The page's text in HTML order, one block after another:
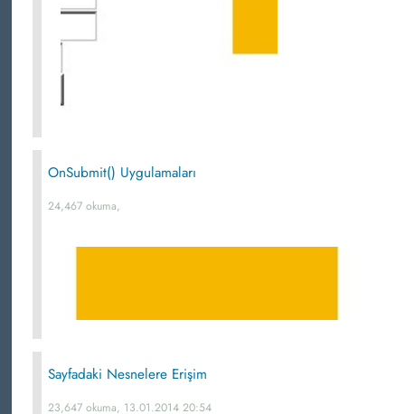
OnSubmit() Uygulamaları
24,467 okuma,
Sayfadaki Nesnelere Erişim
23,647 okuma, 13.01.2014 20:54